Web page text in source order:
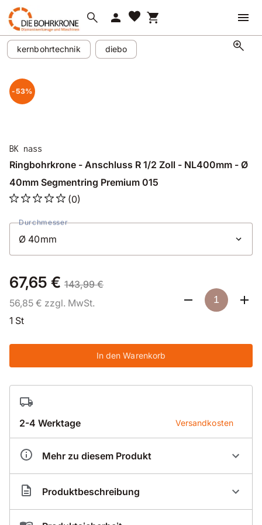
search person favorite shopping_cart
kernbohrtechnik diebo
-53%
zoom_in
BK nass
Ringbohrkrone - Anschluss R 1/2 Zoll - NL400mm - Ø
40mm Segmentring Premium 015
(0)
Durchmesser
67,65 € 143,99 €
56,85 € zzgl. MwSt.
1 St
In den Warenkorb
2-4 Werktage Versandkosten
Mehr zu diesem Produkt
Artikelnummer BK1201540
Produktbeschreibung